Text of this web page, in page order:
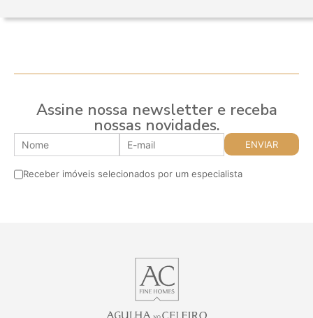
Assine nossa newsletter e receba
nossas novidades.
Receber imóveis selecionados por um especialista